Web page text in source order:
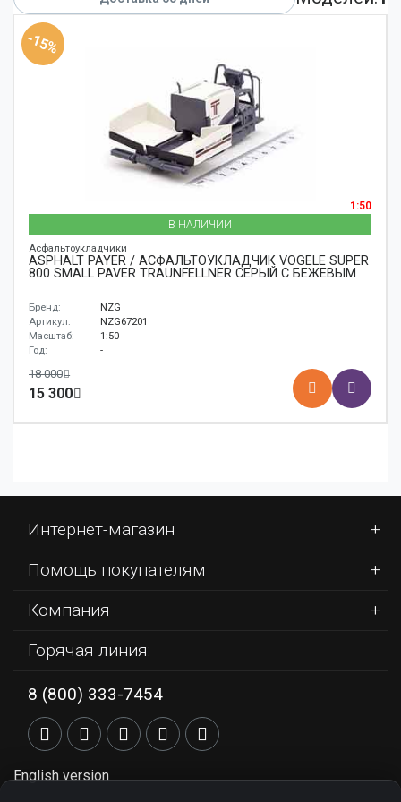
-15%
1:50
В НАЛИЧИИ
Асфальтоукладчики
ASPHALT PAYER / АСФАЛЬТОУКЛАДЧИК VÖGELE SUPER
800 SMALL PAVER TRAUNFELLNER СЕРЫЙ С БЕЖЕВЫМ
Бренд:
NZG
Артикул:
NZG67201
Масштаб:
1:50
Год:
-
18 000
15 300
Интернет-магазин
Помощь покупателям
Компания
Горячая линия:
8 (800) 333-7454
English version
Корабли
Поезда